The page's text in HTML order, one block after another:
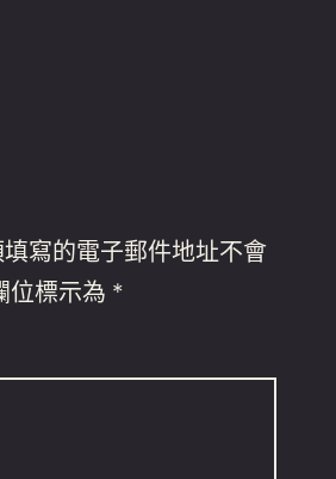
寫的電子郵件地址不會
位標示為 *